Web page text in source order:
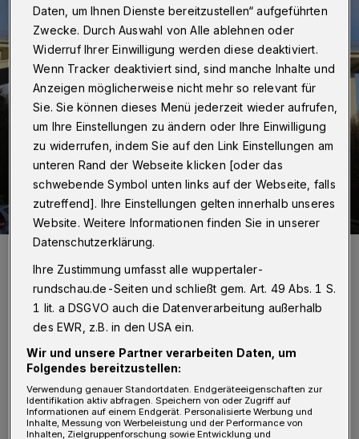
Die Arbeiten an der Blombachtalbrücke im Dezember 2023.
Foto: Christoph Petersen
G rund dafür ist, dass die
„Straßen.NRW“-Regionalniederlassung
Rhein-Berg in diesem Zeirtaum die
Daten, um Ihnen Dienste bereitzustellen“ aufgeführten
Zwecke. Durch Auswahl von Alle ablehnen oder
Widerruf Ihrer Einwilligung werden diese deaktiviert.
Wenn Tracker deaktiviert sind, sind manche Inhalte und
Anzeigen möglicherweise nicht mehr so relevant für
Sie. Sie können dieses Menü jederzeit wieder aufrufen,
um Ihre Einstellungen zu ändern oder Ihre Einwilligung
zu widerrufen, indem Sie auf den Link Einstellungen am
unteren Rand der Webseite klicken [oder das
schwebende Symbol unten links auf der Webseite, falls
zutreffend]. Ihre Einstellungen gelten innerhalb unseres
Website. Weitere Informationen finden Sie in unserer
Datenschutzerklärung.
Ihre Zustimmung umfasst alle wuppertaler-
rundschau.de-Seiten und schließt gem. Art. 49 Abs. 1 S.
1 lit. a DSGVO auch die Datenverarbeitung außerhalb
des EWR, z.B. in den USA ein.
Wir und unsere Partner verarbeiten Daten, um
Folgendes bereitzustellen:
Verwendung genauer Standortdaten. Endgeräteeigenschaften zur
Identifikation aktiv abfragen. Speichern von oder Zugriff auf
Informationen auf einem Endgerät. Personalisierte Werbung und
Inhalte, Messung von Werbeleistung und der Performance von
Inhalten, Zielgruppenforschung sowie Entwicklung und